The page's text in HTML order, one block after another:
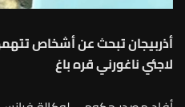
أذربيجان تبحث عن أشخاص
لاجئي ناغورني قره باغ